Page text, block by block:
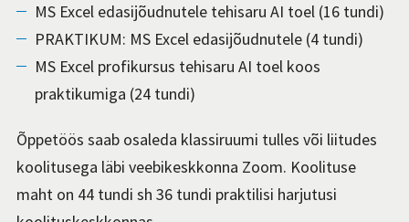
MS Excel edasijõudnutele tehisaru AI toel (16 tundi)
PRAKTIKUM: MS Excel edasijõudnutele (4 tundi)
MS Excel profikursus tehisaru AI toel koos
praktikumiga (24 tundi)
Õppetöös saab osaleda klassiruumi tulles või liitudes
koolitusega läbi veebikeskkonna Zoom. Koolituse
maht on 44 tundi sh 36 tundi praktilisi harjutusi